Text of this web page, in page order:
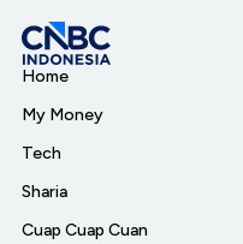
Home
My Money
Tech
Sharia
Cuap Cuap Cuan